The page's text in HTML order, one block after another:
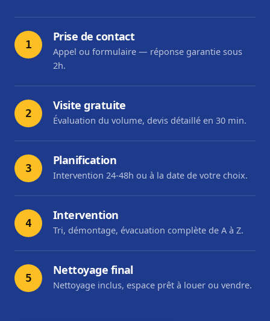
1
Prise de contact
Appel ou formulaire — réponse garantie sous
2h.
2
Visite gratuite
Évaluation du volume, devis détaillé en 30 min.
3
Planification
Intervention 24-48h ou à la date de votre choix.
4
Intervention
Tri, démontage, évacuation complète de A à Z.
5
Nettoyage final
Nettoyage inclus, espace prêt à louer ou vendre.